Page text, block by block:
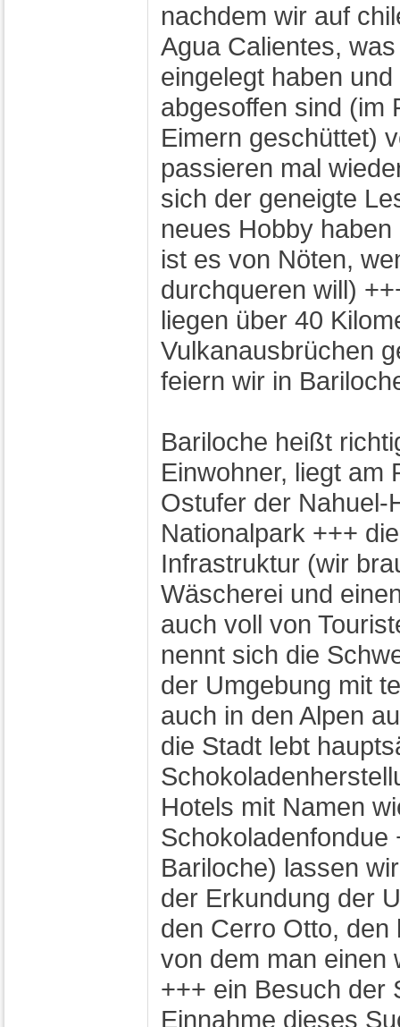
nachdem wir auf
Agua Calientes,
eingelegt haben
abgesoffen sind (im
Eimern geschüttet)
passieren mal
sich der geneigte
neues Hobby
ist es von Nöten,
durchqueren will)
liegen über 40
Vulkanausbrüchen
feiern wir in
Bariloche heißt
Einwohner, liegt am
Ostufer der Nahuel-
Nationalpark +++
Infrastruktur (wir
Wäscherei und
auch voll von
nennt sich die
der Umgebung mit
auch in den Alpen
die Stadt lebt
Hotels mit Namen
Schokoladenfondue
Bariloche) lassen
der Erkundung der
den Cerro Otto,
von dem man einen
+++ ein Besuch der
Einnahme dieses